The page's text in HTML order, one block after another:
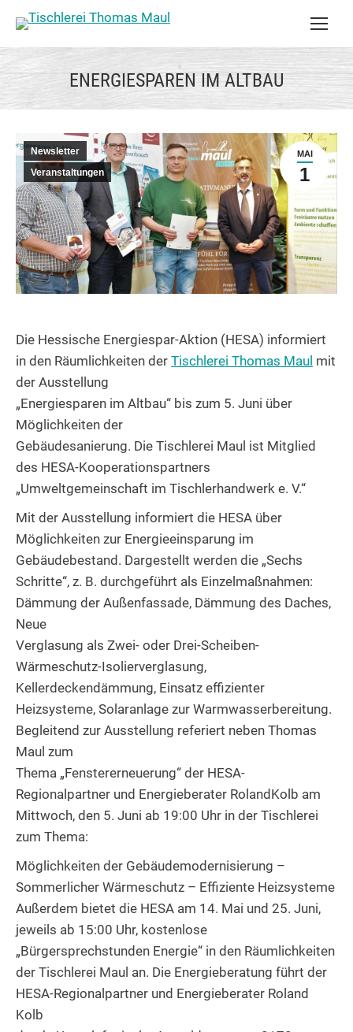
ENERGIESPAREN IM ALTBAU
MAI
1
Newsletter
Veranstaltungen
Die Hessische Energiespar-Aktion (HESA) informiert
in den Räumlichkeiten der Tischlerei Thomas Maul mit
der Ausstellung
„Energiesparen im Altbau“ bis zum 5. Juni über
Möglichkeiten der
Gebäudesanierung. Die Tischlerei Maul ist Mitglied
des HESA-Kooperationspartners
„Umweltgemeinschaft im Tischlerhandwerk e. V.“
Mit der Ausstellung informiert die HESA über
Möglichkeiten zur Energieeinsparung im
Gebäudebestand. Dargestellt werden die „Sechs
Schritte“, z. B. durchgeführt als Einzelmaßnahmen:
Dämmung der Außenfassade, Dämmung des Daches,
Neue
Verglasung als Zwei- oder Drei-Scheiben-
Wärmeschutz-Isolierverglasung,
Kellerdeckendämmung, Einsatz effizienter
Heizsysteme, Solaranlage zur Warmwasserbereitung.
Begleitend zur Ausstellung referiert neben Thomas
Maul zum
Thema „Fenstererneuerung“ der HESA-
Regionalpartner und Energieberater RolandKolb am
Mittwoch, den 5. Juni ab 19:00 Uhr in der Tischlerei
zum Thema:
Möglichkeiten der Gebäudemodernisierung –
Sommerlicher Wärmeschutz – Effiziente Heizsysteme
Außerdem bietet die HESA am 14. Mai und 25. Juni,
jeweils ab 15:00 Uhr, kostenlose
„Bürgersprechstunden Energie“ in den Räumlichkeiten
der Tischlerei Maul an. Die Energieberatung führt der
HESA-Regionalpartner und Energieberater Roland
Kolb